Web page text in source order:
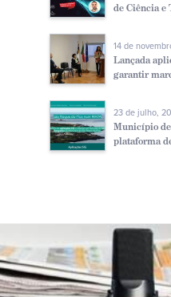
de Ciência e
14 de
Lançada
garantir
23 de julho,
Município de
plataforma